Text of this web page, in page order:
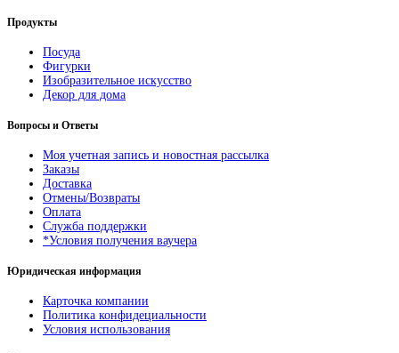
Продукты
Посуда
Фигурки
Изобразительное искусство
Декор для дома
Вопросы и Ответы
Моя учетная запись и новостная рассылка
Заказы
Доставка
Отмены/Возвраты
Оплата
Служба поддержки
*Условия получения ваучера
Юридическая информация
Карточка компании
Политика конфидециальности
Условия использования